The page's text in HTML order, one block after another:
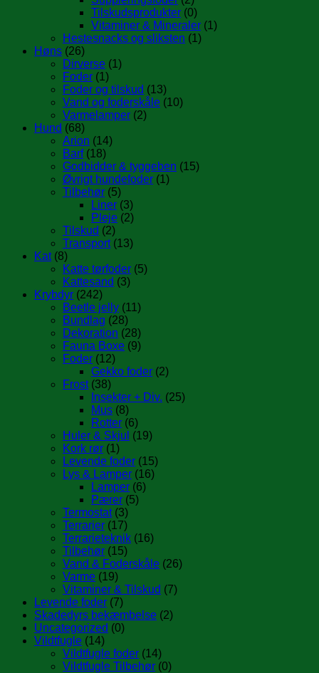
Tilskudsprodukter (0)
Vitaminer & Mineraler (1)
Hestesnacks og sliksten (1)
Høns (26)
Dirverse (1)
Foder (1)
Foder og tilskud (13)
Vand og foderskåle (10)
Varmelamper (2)
Hund (68)
Arion (14)
Barf (18)
Godbidder & tyggeben (15)
Øvrigt hundefoder (1)
Tilbehør (5)
Liner (3)
Pleje (2)
Tilskud (2)
Transport (13)
Kat (8)
Katte tørfoder (5)
Kattesand (3)
Krybdyr (242)
Beetle jelly (11)
Bundlag (28)
Dekoration (28)
Fauna Boxe (9)
Foder (12)
Gekko foder (2)
Frost (38)
Insekter + Div. (25)
Mus (8)
Rotter (6)
Huler & Skjul (19)
Kork rør (1)
Levende foder (15)
Lys & Lamper (16)
Lamper (6)
Pærer (5)
Termostat (3)
Terrarier (17)
Terrarieteknik (16)
Tilbehør (15)
Vand & Foderskåle (26)
Varme (19)
Vitaminer & Tilskud (7)
Levende foder (7)
Skadedyrs bekæmbelse (2)
Uncategorized (0)
Vildtfugle (14)
Vildtfugle foder (14)
Vildtfugle Tilbehør (0)